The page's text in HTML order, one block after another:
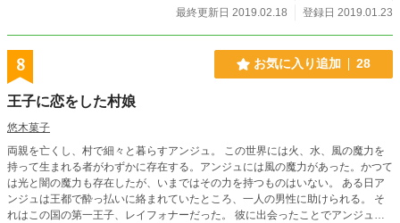
最終更新日 2019.02.18
登録日 2019.01.23
8 お気に入り追加 28
王子に恋をした村娘
悠木菓子
両親を亡くし、村で細々と暮らすアンジュ。 この世界には火、水、風の魔力を
持って生まれる者がわずかに存在する。アンジュには風の魔力があった。かつて
は光と闇の魔力も存在したが、いまではその力を持つものはいない。 ある日ア
ンジュは王都で酔っ払いに絡まれていたところ、一人の男性に助けられる。 そ
れはこの国の第一王子、レイフォナーだった。 彼に出会ったことでアンジュの